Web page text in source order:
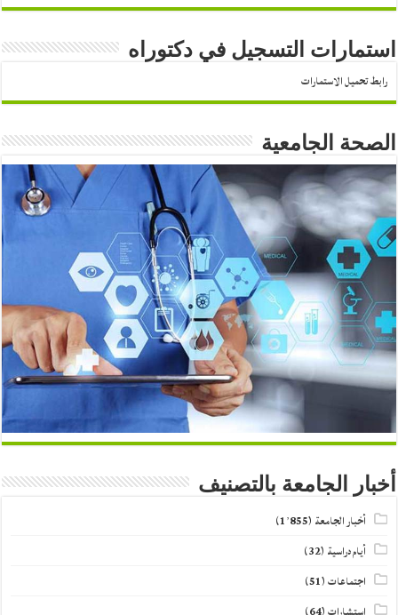
استمارات التسجيل في دكتوراه
رابط تحميل الاستمارات
الصحة الجامعية
أخبار الجامعة بالتصنيف
أخبار الجامعة (1٬855)
أيام دراسية (32)
اجتماعات(51)